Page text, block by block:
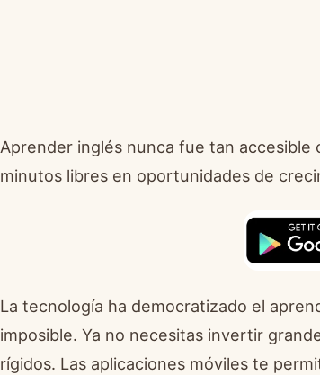
Aprender inglés nunca fue tan
minutos libres en oportunidades de
La tecnología ha democratizado el
imposible. Ya no necesitas invertir
rígidos. Las aplicaciones móviles te